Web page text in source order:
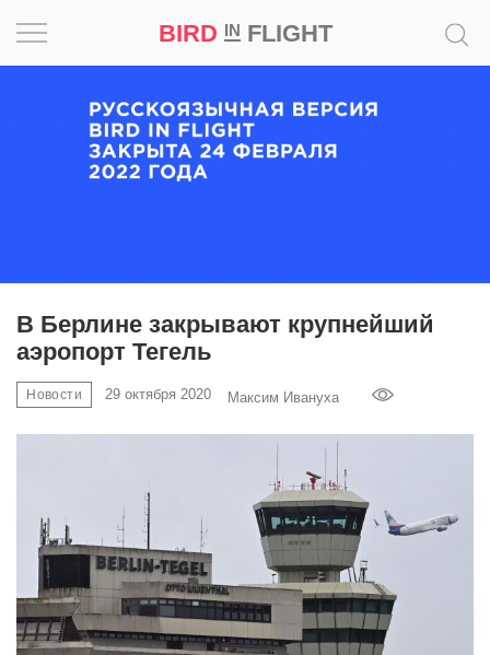
BIRD INFLIGHT
В Берлине закрывают крупнейший
аэропорт Тегель
Новости 29 октября 2020 Максим Ивануха